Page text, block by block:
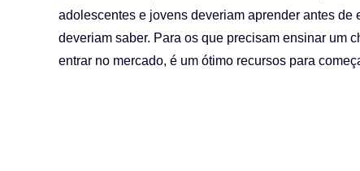
adolescentes e jovens deveriam aprender antes
deveriam saber. Para os que precisam ensinar um
entrar no mercado, é um ótimo recursos para